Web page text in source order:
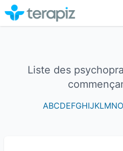
Liste des
ABCDEFGHIJKLMNO